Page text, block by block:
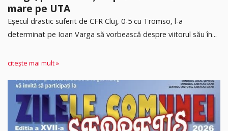
mare pe UTA
Eșecul drastic suferit de CFR Cluj, 0-5 cu Tromso, l-a
determinat pe Ioan Varga să vorbească despre viitorul său în...
citește mai mult »